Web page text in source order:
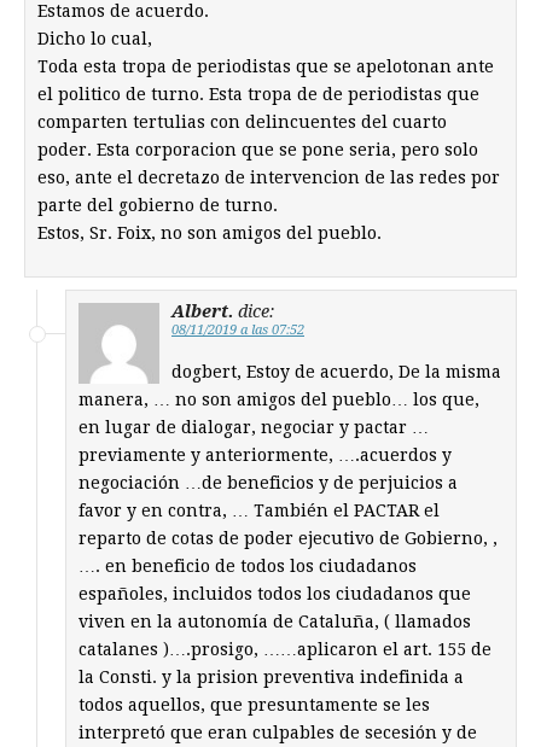
Estamos de acuerdo.
Dicho lo cual,
Toda esta tropa de periodistas que se apelotonan ante
el politico de turno. Esta tropa de de periodistas que
comparten tertulias con delincuentes del cuarto
poder. Esta corporacion que se pone seria, pero solo
eso, ante el decretazo de intervencion de las redes por
parte del gobierno de turno.
Estos, Sr. Foix, no son amigos del pueblo.
Albert. dice:
08/11/2019 a las 07:52
dogbert, Estoy de acuerdo, De la misma
manera, … no son amigos del pueblo… los que,
en lugar de dialogar, negociar y pactar …
previamente y anteriormente, ….acuerdos y
negociación …de beneficios y de perjuicios a
favor y en contra, … También el PACTAR el
reparto de cotas de poder ejecutivo de Gobierno, ,
…. en beneficio de todos los ciudadanos
españoles, incluidos todos los ciudadanos que
viven en la autonomía de Cataluña, ( llamados
catalanes )….prosigo, ……aplicaron el art. 155 de
la Consti. y la prision preventiva indefinida a
todos aquellos, que presuntamente se les
interpretó que eran culpables de secesión y de